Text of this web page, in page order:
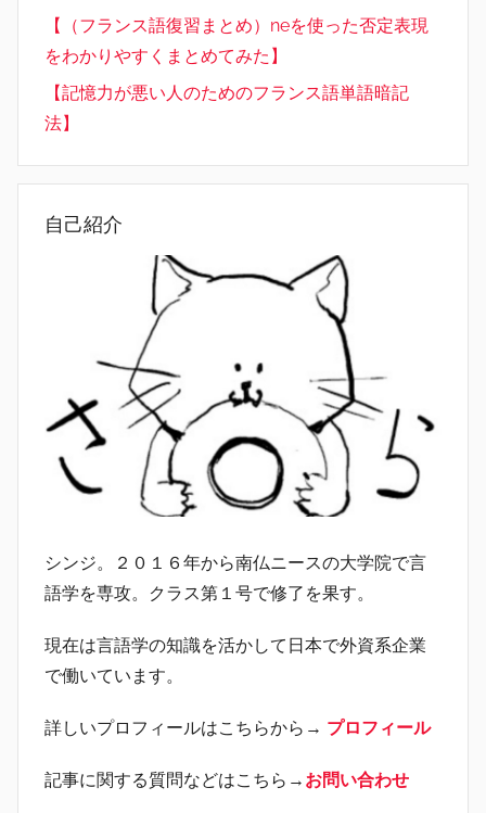
【（フランス語復習まとめ）neを使った否定表現
をわかりやすくまとめてみた】
【記憶力が悪い人のためのフランス語単語暗記
法】
自己紹介
シンジ。２０１６年から南仏ニースの大学院で言
語学を専攻。クラス第１号で修了を果す。
現在は言語学の知識を活かして日本で外資系企業
で働いています。
詳しいプロフィールはこちらから→ プロフィール
記事に関する質問などはこちら→ お問い合わせ